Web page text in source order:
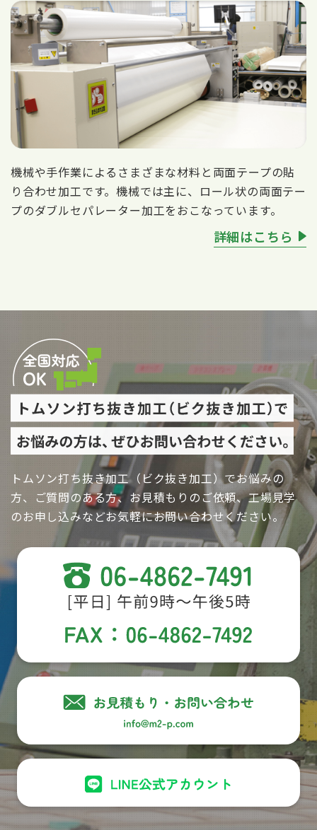
機械や手作業によるさまざまな材料と両面テープの貼
り合わせ加工です。機械では主に、ロール状の両面テー
プのダブルセパレーター加工をおこなっています。
詳細はこちら
トムソン打ち抜き加工（ビク抜き加工）でお悩みの
方、ご質問のある方、お見積もりのご依頼、工場見学
のお申し込みなどお気軽にお問い合わせください。